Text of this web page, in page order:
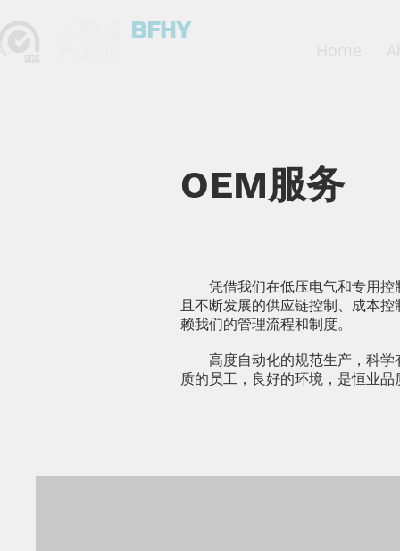
BFHY
OEM服务
凭借我们在低压电气和专用控
且不断发展的供应链控制、成本
赖我们的管理流程和制度。
高度自动化的规范生产，科学
质的员工，良好的环境，是恒业品